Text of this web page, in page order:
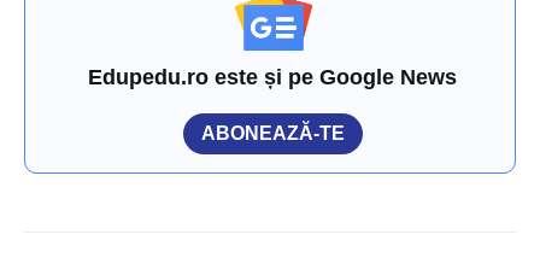
Edupedu.ro este și pe Google News
ABONEAZĂ-TE